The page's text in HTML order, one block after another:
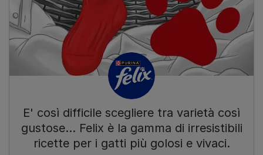
E' così difficile scegliere tra varietà così
gustose… Felix è la gamma di irresistibili
ricette per i gatti più golosi e vivaci.